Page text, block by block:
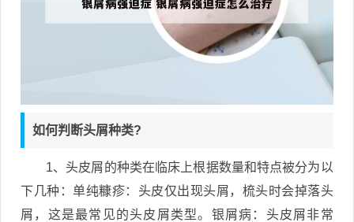
如何判断头屑种类?
1、头皮屑的种类在临床上根据数量和特点被分为以
下几种：单纯糠疹：头皮仅出现头屑，梳头时会掉落头
屑，这是最常见的头皮屑类型。银屑病：头皮屑非常